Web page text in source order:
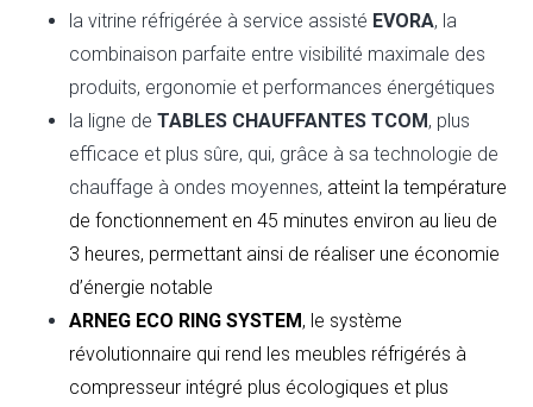
la vitrine réfrigérée à service assisté EVORA, la
combinaison parfaite entre visibilité maximale des
produits, ergonomie et performances énergétiques
la ligne de TABLES CHAUFFANTES TCOM, plus
efficace et plus sûre, qui, grâce à sa technologie de
chauffage à ondes moyennes, atteint la température
de fonctionnement en 45 minutes environ au lieu de
3 heures, permettant ainsi de réaliser une économie
d’énergie notable
ARNEG ECO RING SYSTEM, le système
révolutionnaire qui rend les meubles réfrigérés à
compresseur intégré plus écologiques et plus